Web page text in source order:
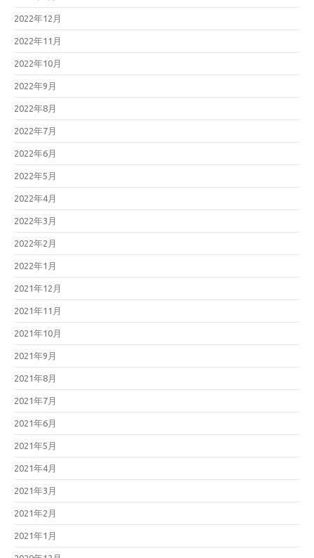
2022年12月
2022年11月
2022年10月
2022年9月
2022年8月
2022年7月
2022年6月
2022年5月
2022年4月
2022年3月
2022年2月
2022年1月
2021年12月
2021年11月
2021年10月
2021年9月
2021年8月
2021年7月
2021年6月
2021年5月
2021年4月
2021年3月
2021年2月
2021年1月